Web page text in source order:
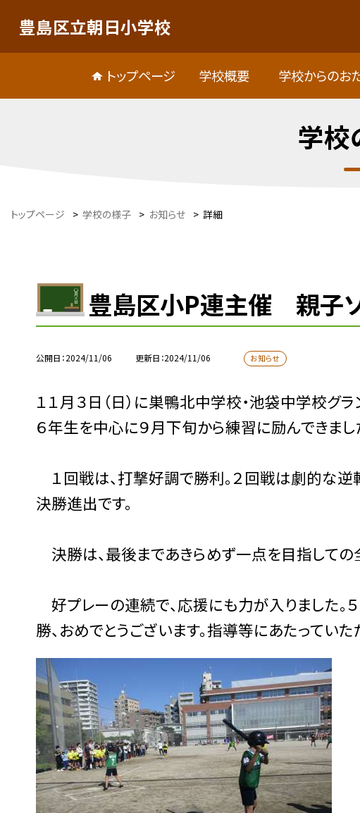
豊島区立朝日小学校
トップページ 学校概要 学校からのお
学校
トップページ > 学校の様子 > お知らせ > 詳細
豊島区小P連主催 親子
公開日 2024/11/06 更新日 2024/11/06 お知らせ
１１月３日（日）に巣鴨北中学校・池袋中学校グ
６年生を中心に９月下旬から練習に励んできまし
１回戦は、打撃好調で勝利。２回戦は劇的な逆
決勝進出です。
決勝は、最後まであきらめず一点を目指しての
好プレーの連続で、応援にも力が入りました。
勝、おめでとうございます。指導等にあたってい